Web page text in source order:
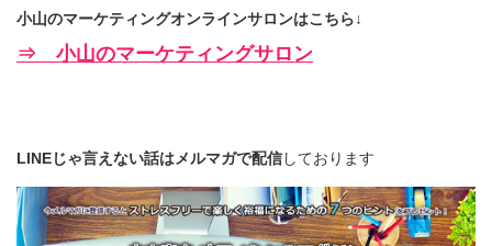
小山のマーケティングオンラインサロンはこちら↓
⇒ 小山のマーケティングサロン
LINEじゃ言えない話はメルマガで配信しております